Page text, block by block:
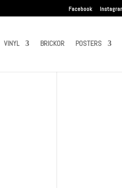
Facebook
VINYL BRICKOR POSTERS